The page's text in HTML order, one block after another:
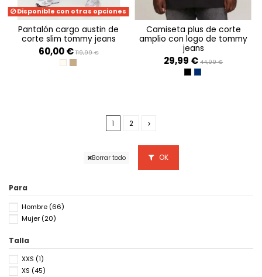
Disponible con otras opciones
pantalón cargo austin de
corte slim tommy jeans
60,00 € 119,99 €
NEWSPRINT
DRAB OLIVE GREEN
camiseta plus de corte
amplio con logo de tommy
jeans
29,99 € 44,99 €
BLACKTWILIGHT NAVY
1 2
Borrar todo OK
Para
Hombre (66)
Mujer (20)
Talla
XXS (1)
XS (45)